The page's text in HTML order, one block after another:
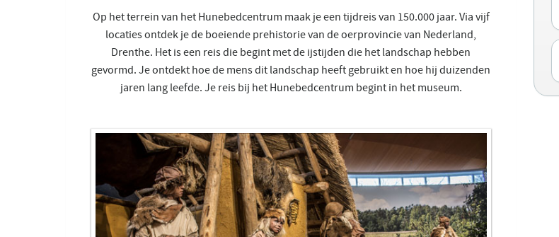
Op het terrein van het Hunebedcentrum maak je een tijdreis van 150.000 jaar. Via vijf
locaties ontdek je de boeiende prehistorie van de oerprovincie van Nederland,
Drenthe. Het is een reis die begint met de ijstijden die het landschap hebben
gevormd. Je ontdekt hoe de mens dit landschap heeft gebruikt en hoe hij duizenden
jaren lang leefde. Je reis bij het Hunebedcentrum begint in het museum.